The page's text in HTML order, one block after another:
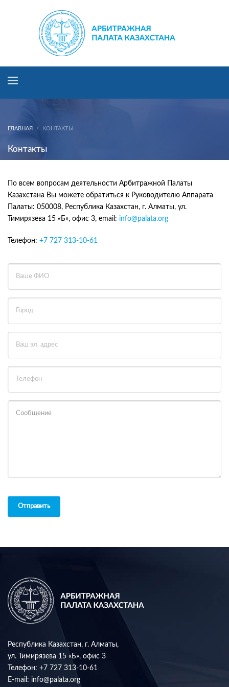
ГЛАВНАЯ КОНТАКТЫ
Контакты
По всем вопросам деятельности Арбитражной Палаты
Казахстана Вы можете обратиться к Руководителю Аппарата
Палаты: 050008, Республика Казахстан, г. Алматы, ул.
Тимирязева 15 «Б», офис 3, email: info@palata.org
Телефон: +7 727 313-10-61
Отправить
Республика Казахстан, г. Алматы,
ул. Тимирязева 15 «Б», офис 3
Телефон: +7 727 313-10-61
E-mail: info@palata.org